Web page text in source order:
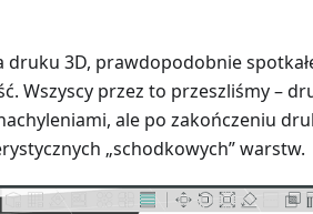
druku 3D, prawdopodobnie
Wszyscy przez to przeszliśmy –
ale po zakończeniu
„schodkowych” warstw.